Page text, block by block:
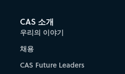
CAS 소개
우리의 이야기
채용
CAS Future Leaders